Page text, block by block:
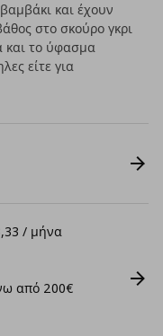
και έχουν
στο σκούρο γκρι
και το ύφασμα
είτε για
/ μήνα
από 200€